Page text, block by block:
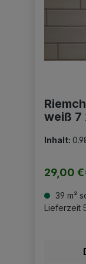
weiß 7
Inhalt:
29,00
39 m²
Lieferzeit